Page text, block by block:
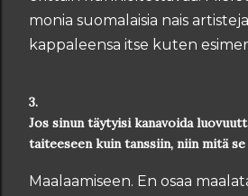
monia suomalaisia nais
kappaleensa itse kuten
3.
Jos sinun täytyisi kanavoida
taiteeseen kuin tanssiin, niin mitä
Maalaamiseen. En osaa